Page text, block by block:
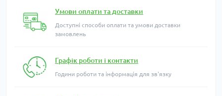
Умови оплати та доставки
Доступні способи оплати та умови доставки
замовлень
Графік роботи і контакти
Години роботи та інформація для зв'язку